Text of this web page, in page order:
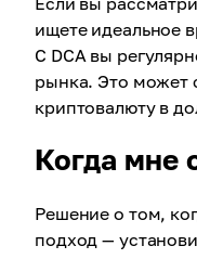
ищете идеальное
С DCA вы
рынка. Это может
криптовалюту в
Когда мне
Решение о том,
подход —